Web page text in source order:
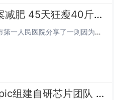
240斤男子靠AI制订方案减肥 45天狂瘦40斤险丧命！
快科技8月5日消息，近日，成都市第一人民医院分享了一则因为过度信任AI而导致的严重致病案例。成都34岁陈先生（化名）是一名自媒体从业者，熬夜是常态，加上重油重盐的饮食习惯，体重飙到240斤，他下定决心要改变。于是上网查资料，借助AI工具制定...
摆脱算力依赖！Anthropic组建自研芯片团队 专为Claude打造AI芯片